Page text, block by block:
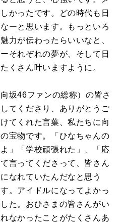
かったです。どの時代も日
ーと思います。もっといろ
力が伝わったらいいなと、
それぞれの夢が、そして日
くさん叶いますように。
坂46ファンの総称）の皆さ
てくださり、ありがとうご
てくれた言葉、私たちに向
宝物です。「ひなちゃんの
」「学校頑張れた」、「応
言ってくださって、皆さん
なれていたんだなと思う
。アイドルになってよかっ
た。おひさまの皆さんがい
なかったことがたくさんあ